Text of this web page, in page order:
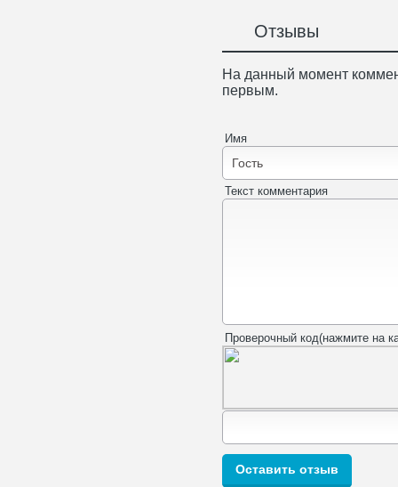
Отзывы
На данный момент
первым.
Имя
Текст комментария
Проверочный код(нажмите на